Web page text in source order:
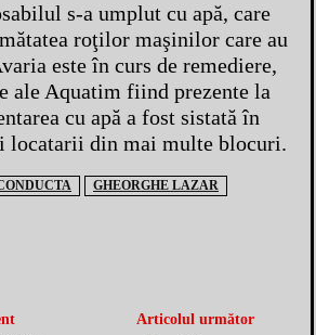
s-a umplut cu apă, care
roţilor maşinilor care au
este în curs de remediere,
ale Aquatim fiind prezente la
cu apă a fost sistată în
locatarii din mai multe blocuri.
GHEORGHE LAZAR
Articolul următor